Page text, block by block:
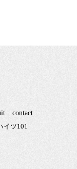
contact
イツ101